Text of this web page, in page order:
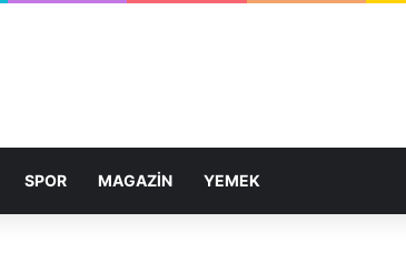
SPOR MAGAZİN YEMEK